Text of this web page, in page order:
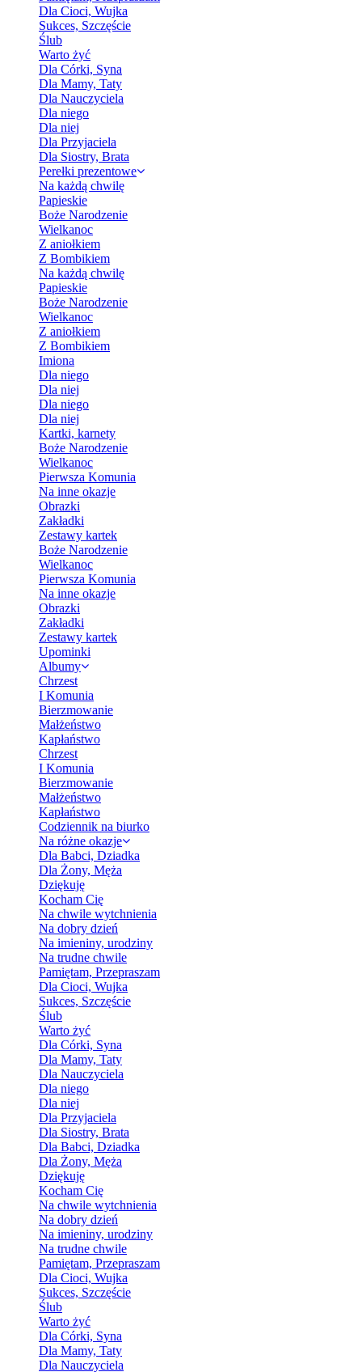
Dla Cioci, Wujka
Sukces, Szczęście
Ślub
Warto żyć
Dla Córki, Syna
Dla Mamy, Taty
Dla Nauczyciela
Dla niego
Dla niej
Dla Przyjaciela
Dla Siostry, Brata
Perełki prezentowe
Na każdą chwilę
Papieskie
Boże Narodzenie
Wielkanoc
Z aniołkiem
Z Bombikiem
Na każdą chwilę
Papieskie
Boże Narodzenie
Wielkanoc
Z aniołkiem
Z Bombikiem
Imiona
Dla niego
Dla niej
Dla niego
Dla niej
Kartki, karnety
Boże Narodzenie
Wielkanoc
Pierwsza Komunia
Na inne okazje
Obrazki
Zakładki
Zestawy kartek
Boże Narodzenie
Wielkanoc
Pierwsza Komunia
Na inne okazje
Obrazki
Zakładki
Zestawy kartek
Upominki
Albumy
Chrzest
I Komunia
Bierzmowanie
Małżeństwo
Kapłaństwo
Chrzest
I Komunia
Bierzmowanie
Małżeństwo
Kapłaństwo
Codziennik na biurko
Na różne okazje
Dla Babci, Dziadka
Dla Żony, Męża
Dziękuję
Kocham Cię
Na chwile wytchnienia
Na dobry dzień
Na imieniny, urodziny
Na trudne chwile
Pamiętam, Przepraszam
Dla Cioci, Wujka
Sukces, Szczęście
Ślub
Warto żyć
Dla Córki, Syna
Dla Mamy, Taty
Dla Nauczyciela
Dla niego
Dla niej
Dla Przyjaciela
Dla Siostry, Brata
Dla Babci, Dziadka
Dla Żony, Męża
Dziękuję
Kocham Cię
Na chwile wytchnienia
Na dobry dzień
Na imieniny, urodziny
Na trudne chwile
Pamiętam, Przepraszam
Dla Cioci, Wujka
Sukces, Szczęście
Ślub
Warto żyć
Dla Córki, Syna
Dla Mamy, Taty
Dla Nauczyciela